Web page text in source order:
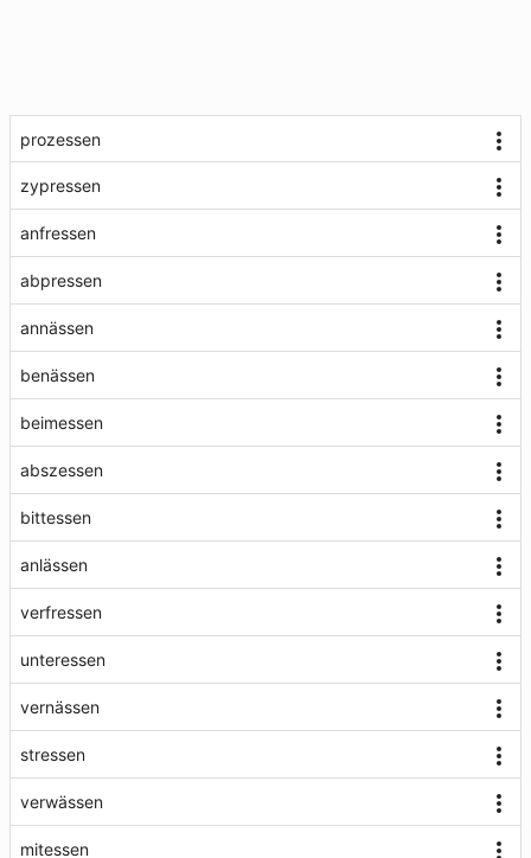
prozessen
zypressen
anfressen
abpressen
annässen
benässen
beimessen
abszessen
bittessen
anlässen
verfressen
unteressen
vernässen
stressen
verwässen
mitessen